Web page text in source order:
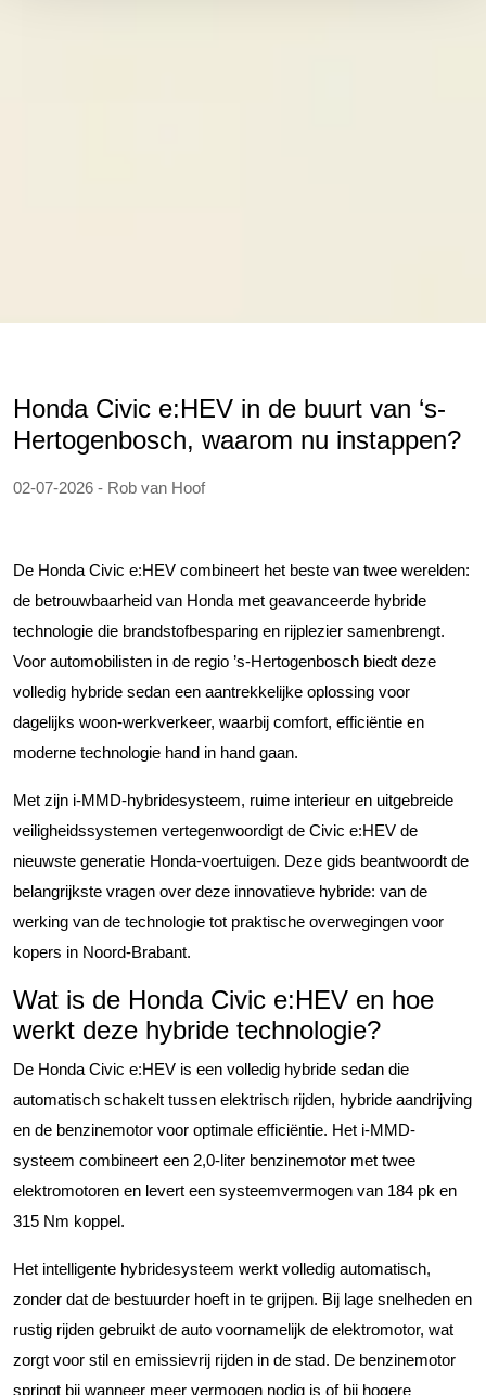
Honda Civic e:HEV in de buurt van ‘s-
Hertogenbosch, waarom nu instappen?
02-07-2026 - Rob van Hoof
De Honda Civic e:HEV combineert het beste van twee werelden:
de betrouwbaarheid van Honda met geavanceerde hybride
technologie die brandstofbesparing en rijplezier samenbrengt.
Voor automobilisten in de regio ’s-Hertogenbosch biedt deze
volledig hybride sedan een aantrekkelijke oplossing voor
dagelijks woon-werkverkeer, waarbij comfort, efficiëntie en
moderne technologie hand in hand gaan.
Met zijn i-MMD-hybridesysteem, ruime interieur en uitgebreide
veiligheidssystemen vertegenwoordigt de Civic e:HEV de
nieuwste generatie Honda-voertuigen. Deze gids beantwoordt de
belangrijkste vragen over deze innovatieve hybride: van de
werking van de technologie tot praktische overwegingen voor
kopers in Noord-Brabant.
Wat is de Honda Civic e:HEV en hoe
werkt deze hybride technologie?
De Honda Civic e:HEV is een volledig hybride sedan die
automatisch schakelt tussen elektrisch rijden, hybride aandrijving
en de benzinemotor voor optimale efficiëntie. Het i-MMD-
systeem combineert een 2,0-liter benzinemotor met twee
elektromotoren en levert een systeemvermogen van 184 pk en
315 Nm koppel.
Het intelligente hybridesysteem werkt volledig automatisch,
zonder dat de bestuurder hoeft in te grijpen. Bij lage snelheden en
rustig rijden gebruikt de auto voornamelijk de elektromotor, wat
zorgt voor stil en emissievrij rijden in de stad. De benzinemotor
springt bij wanneer meer vermogen nodig is of bij hogere